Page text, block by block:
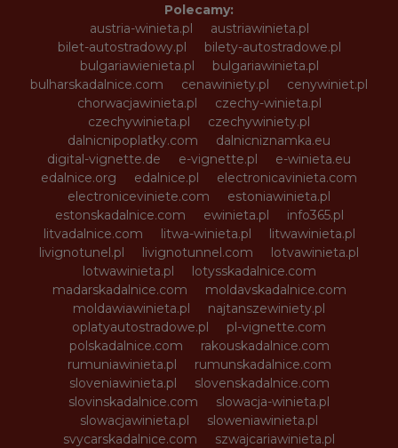
Polecamy:
austria-winieta.pl
austriawinieta.pl
bilet-autostradowy.pl
bilety-autostradowe.pl
bulgariawienieta.pl
bulgariawinieta.pl
bulharskadalnice.com
cenawiniety.pl
cenywiniet.pl
chorwacjawinieta.pl
czechy-winieta.pl
czechywinieta.pl
czechywiniety.pl
dalnicnipoplatky.com
dalnicniznamka.eu
digital-vignette.de
e-vignette.pl
e-winieta.eu
edalnice.org
edalnice.pl
electronicavinieta.com
electroniceviniete.com
estoniawinieta.pl
estonskadalnice.com
ewinieta.pl
info365.pl
litvadalnice.com
litwa-winieta.pl
litwawinieta.pl
livignotunel.pl
livignotunnel.com
lotvawinieta.pl
lotwawinieta.pl
lotysskadalnice.com
madarskadalnice.com
moldavskadalnice.com
moldawiawinieta.pl
najtanszewiniety.pl
oplatyautostradowe.pl
pl-vignette.com
polskadalnice.com
rakouskadalnice.com
rumuniawinieta.pl
rumunskadalnice.com
sloveniawinieta.pl
slovenskadalnice.com
slovinskadalnice.com
slowacja-winieta.pl
slowacjawinieta.pl
sloweniawinieta.pl
svycarskadalnice.com
szwajcariawinieta.pl